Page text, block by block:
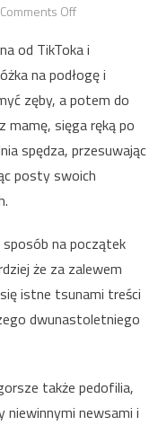
Comments Offon
–
social
media
tylko
dla
dorosłych
od TikToka i
na podłogę i
zęby, a potem do
mamę, sięga ręką po
spędza, przesuwając
posty swoich
na początek
że za zalewem
istne tsunami treści
dwunastoletniego
także pedofilia,
niewinnymi newsami i